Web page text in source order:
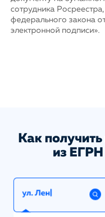
сотрудника
федерального закона
электронной подписи».
Как
из ЕГРН